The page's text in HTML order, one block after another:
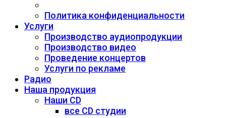
Политика конфиденциальности
Услуги
Производство аудиопродукции
Производство видео
Проведение концертов
Услуги по рекламе
Радио
Наша продукция
Наши CD
все CD студии